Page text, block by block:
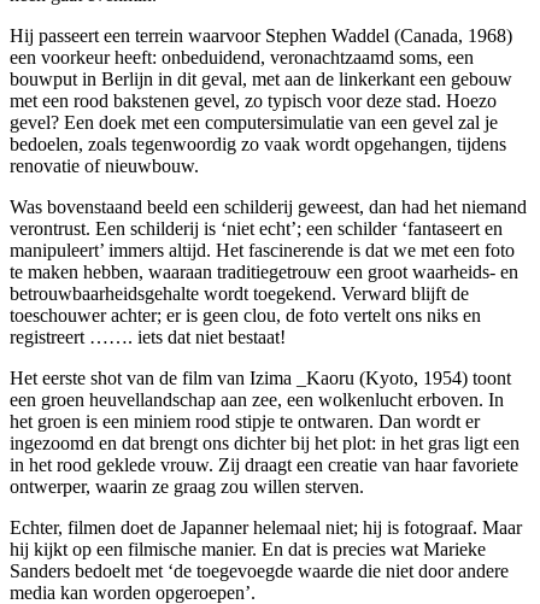
Hij passeert een terrein waarvoor Stephen Waddel (Canada, 1968)
een voorkeur heeft: onbeduidend, veronachtzaamd soms, een
bouwput in Berlijn in dit geval, met aan de linkerkant een gebouw
met een rood bakstenen gevel, zo typisch voor deze stad. Hoezo
gevel? Een doek met een computersimulatie van een gevel zal je
bedoelen, zoals tegenwoordig zo vaak wordt opgehangen, tijdens
renovatie of nieuwbouw.
Was bovenstaand beeld een schilderij geweest, dan had het niemand
verontrust. Een schilderij is ‘niet echt’; een schilder ‘fantaseert en
manipuleert’ immers altijd. Het fascinerende is dat we met een foto
te maken hebben, waaraan traditiegetrouw een groot waarheids- en
betrouwbaarheidsgehalte wordt toegekend. Verward blijft de
toeschouwer achter; er is geen clou, de foto vertelt ons niks en
registreert ……. iets dat niet bestaat!
Het eerste shot van de film van Izima _Kaoru (Kyoto, 1954) toont
een groen heuvellandschap aan zee, een wolkenlucht erboven. In
het groen is een miniem rood stipje te ontwaren. Dan wordt er
ingezoomd en dat brengt ons dichter bij het plot: in het gras ligt een
in het rood geklede vrouw. Zij draagt een creatie van haar favoriete
ontwerper, waarin ze graag zou willen sterven.
Echter, filmen doet de Japanner helemaal niet; hij is fotograaf. Maar
hij kijkt op een filmische manier. En dat is precies wat Marieke
Sanders bedoelt met ‘de toegevoegde waarde die niet door andere
media kan worden opgeroepen’.